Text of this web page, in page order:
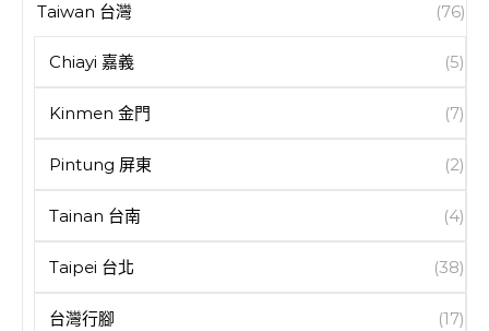
Taiwan 台灣 (76)
Chiayi 嘉義 (5)
Kinmen 金門 (7)
Pintung 屏東 (2)
Tainan 台南 (4)
Taipei 台北 (38)
台灣行腳 (17)